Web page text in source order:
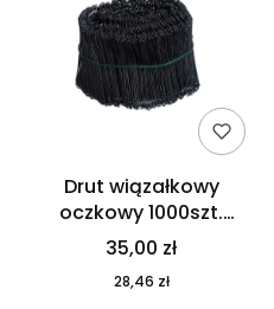
Drut wiązałkowy
oczkowy 1000szt.
fi1,2mm 12,5cm
35,00 zł
28,46 zł